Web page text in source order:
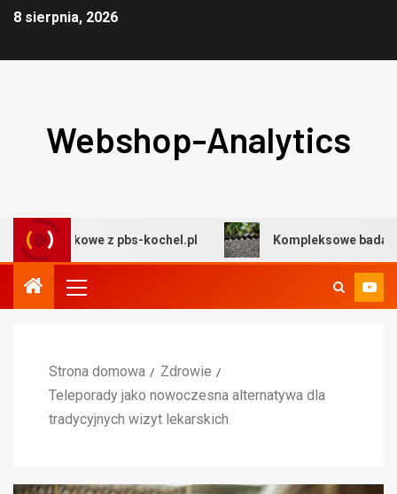
8 sierpnia, 2026
Webshop-Analytics
z pbs-kochel.pl Kompleksowe badania
Strona domowa
Zdrowie
Teleporady jako nowoczesna alternatywa dla
tradycyjnych wizyt lekarskich